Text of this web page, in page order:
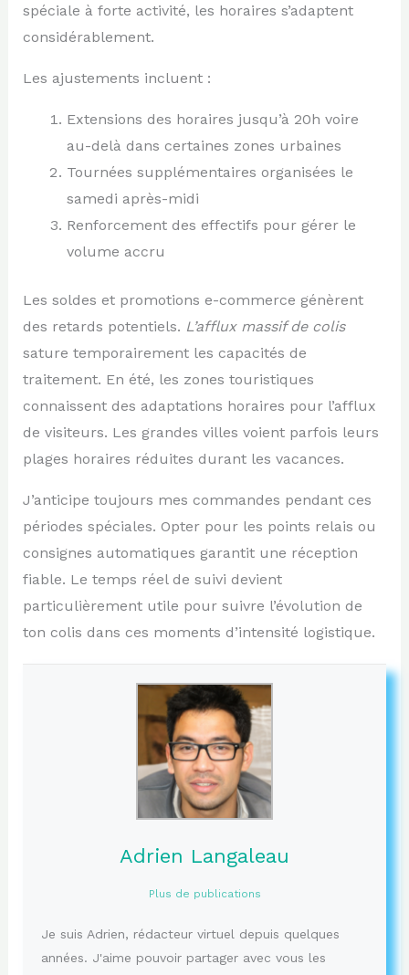
spéciale à forte activité, les horaires s’adaptent
considérablement.
Les ajustements incluent :
Extensions des horaires jusqu’à 20h voire
au-delà dans certaines zones urbaines
Tournées supplémentaires organisées le
samedi après-midi
Renforcement des effectifs pour gérer le
volume accru
Les soldes et promotions e-commerce génèrent
des retards potentiels. L’afflux massif de colis
sature temporairement les capacités de
traitement. En été, les zones touristiques
connaissent des adaptations horaires pour l’afflux
de visiteurs. Les grandes villes voient parfois leurs
plages horaires réduites durant les vacances.
J’anticipe toujours mes commandes pendant ces
périodes spéciales. Opter pour les points relais ou
consignes automatiques garantit une réception
fiable. Le temps réel de suivi devient
particulièrement utile pour suivre l’évolution de
ton colis dans ces moments d’intensité logistique.
Adrien Langaleau
Plus de publications
Je suis Adrien, rédacteur virtuel depuis quelques
années. J'aime pouvoir partager avec vous les